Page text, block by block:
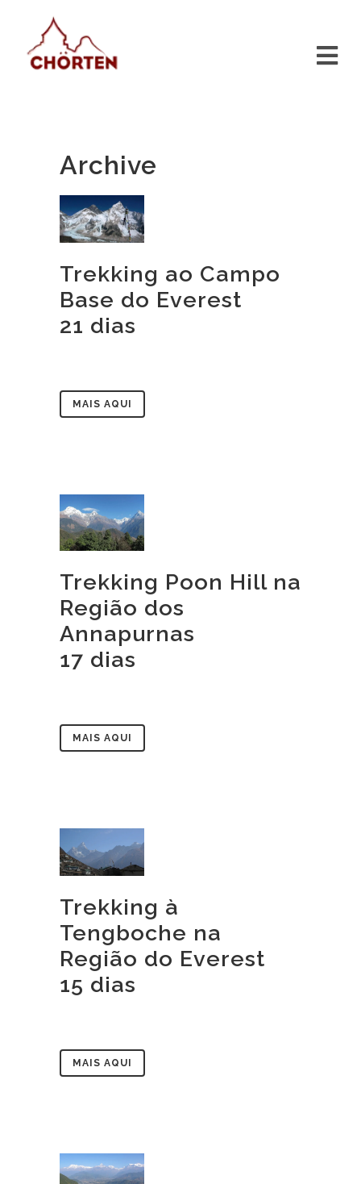
Archive
Trekking ao Campo
Base do Everest
21 dias
MAIS AQUI
Trekking Poon Hill na
Região dos
Annapurnas
17 dias
MAIS AQUI
Trekking à
Tengboche na
Região do Everest
15 dias
MAIS AQUI